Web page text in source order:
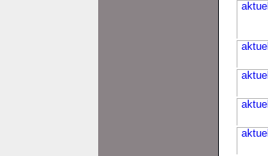
aktuell
aktuell
aktuell
aktuell
aktuell